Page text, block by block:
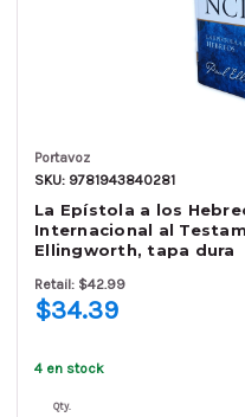
Portavoz
SKU: 9781943840281
La Epístola a los
Internacional al
Ellingworth, tapa dura
Retail: $42.99
$34.39
4 en stock
Qty.